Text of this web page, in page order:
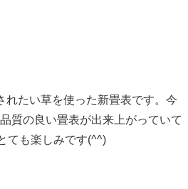
れたい草を使った新畳表です。今
質の良い畳表が出来上がっていて
ても楽しみです(^^)